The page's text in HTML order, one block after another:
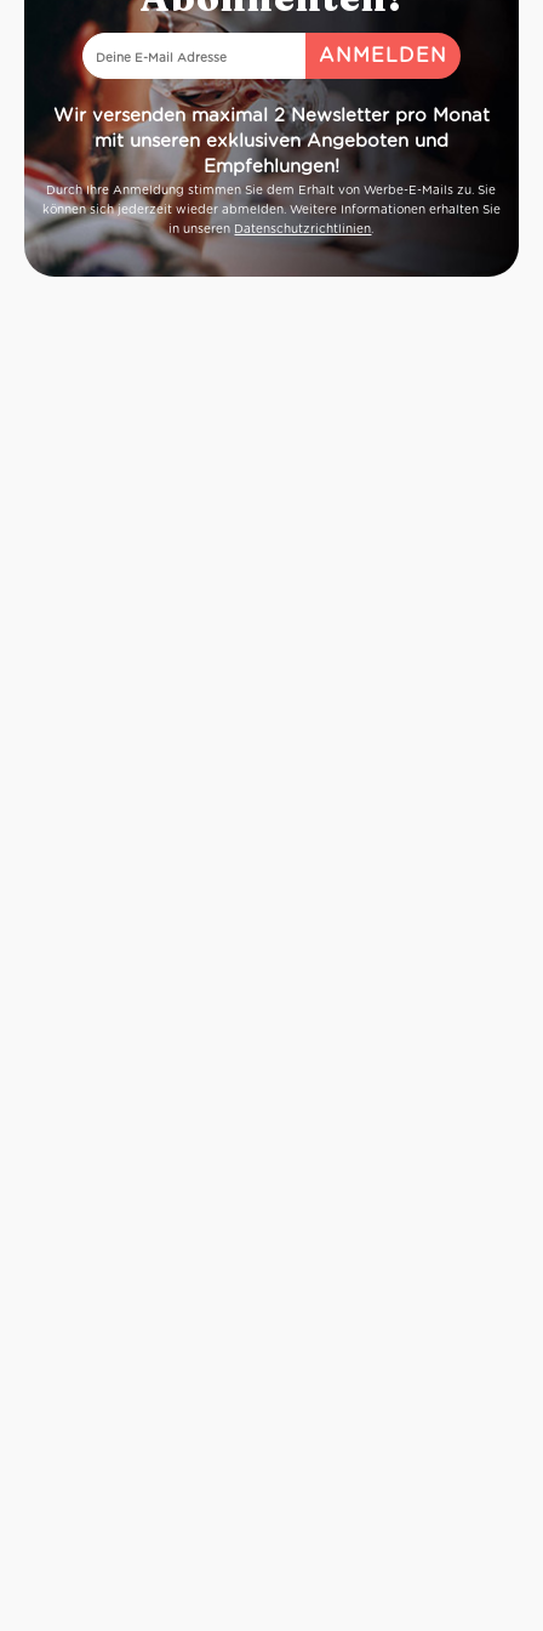
Wir versenden maximal 2 Newsletter pro Monat
mit unseren exklusiven Angeboten und
Empfehlungen!
Durch Ihre Anmeldung stimmen Sie dem Erhalt von Werbe-E-Mails zu. Sie
können sich jederzeit wieder abmelden. Weitere Informationen erhalten Sie
in unseren Datenschutzrichtlinien